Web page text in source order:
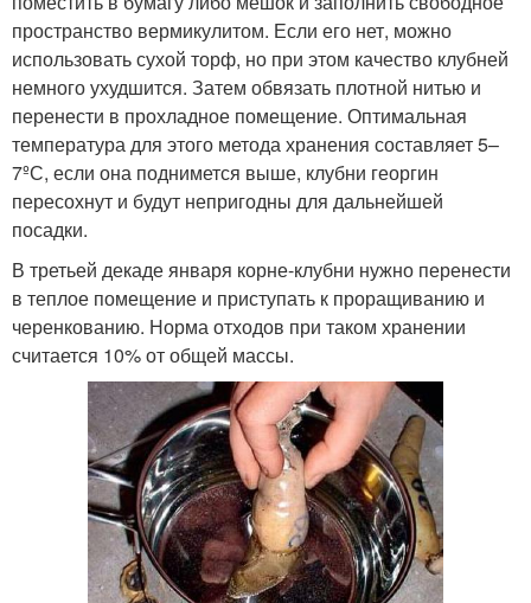
пространство вермикулитом. Если его нет, можно
использовать сухой торф, но при этом качество клубней
немного ухудшится. Затем обвязать плотной нитью и
перенести в прохладное помещение. Оптимальная
температура для этого метода хранения составляет 5–
7ºС, если она поднимется выше, клубни георгин
пересохнут и будут непригодны для дальнейшей
посадки.
В третьей декаде января корне-клубни нужно перенести
в теплое помещение и приступать к проращиванию и
черенкованию. Норма отходов при таком хранении
считается 10% от общей массы.